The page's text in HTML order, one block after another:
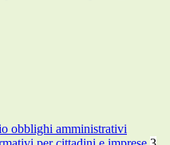
obblighi amministrativi